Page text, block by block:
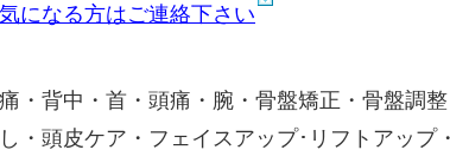
になる方はご連絡下さい
・背中・首・頭痛・腕・骨盤矯正・骨盤調
・頭皮ケア・フェイスアップ･リフトアッ